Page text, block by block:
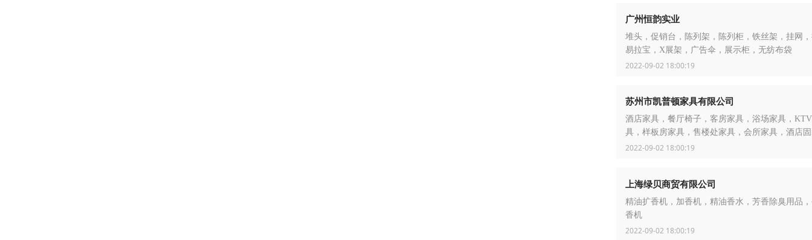
广州恒韵实业
堆头，促销台，陈列架，陈列柜，铁丝架，挂网
易拉宝，X展架，广告伞，展示柜，无纺布袋
2022-09-02 18:00:19
苏州市凯普顿家具有限公司
酒店家具，餐厅椅子，客房家具，浴场家具，
具，样板房家具，售楼处家具，会所家具，酒店
2022-09-02 18:00:19
上海绿贝商贸有限公司
精油扩香机，加香机，精油香水，芳香除臭用品
香机
2022-09-02 18:00:19